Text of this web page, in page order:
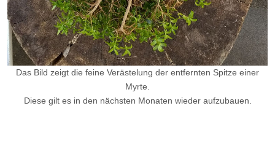
Das Bild zeigt die feine Verästelung der entfernten Spitze einer
Myrte.
Diese gilt es in den nächsten Monaten wieder aufzubauen.